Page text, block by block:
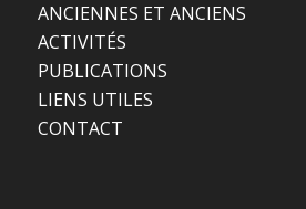
ANCIENNES ET ANCIENS
ACTIVITÉS
PUBLICATIONS
LIENS UTILES
CONTACT